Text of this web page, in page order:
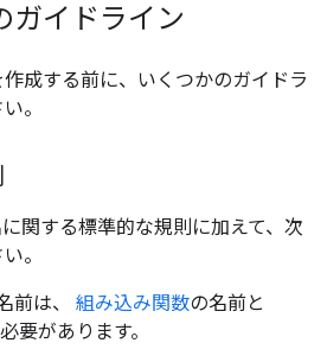
ガイドライン
成する前に、いくつかのガイドラ
。
関する標準的な規則に加えて、次
。
前は、 組み込み関数の名前と
要があります。